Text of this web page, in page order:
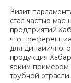
Визит
стал частью
предприятий
что
для
продукция
ярким примером
трубной отрасли.